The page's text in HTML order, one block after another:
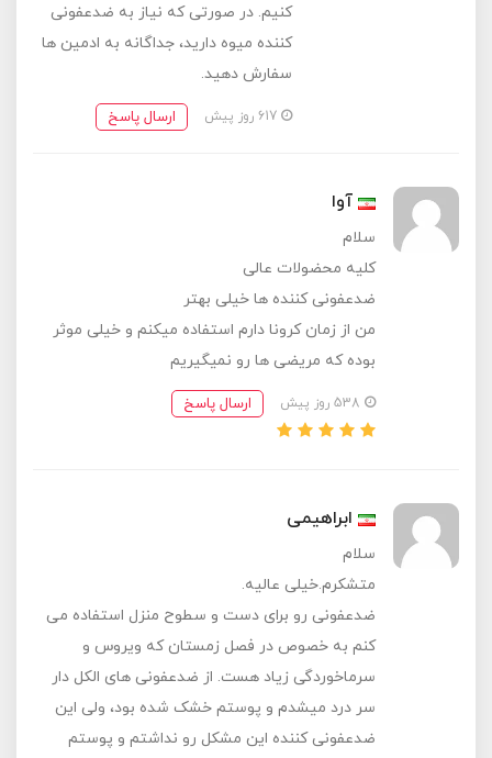
کنیم. در صورتی که نیاز به ضدعفونی
کننده میوه دارید، جداگانه به ادمین ها
سفارش دهید.
ارسال پاسخ
آوا
سلام
کلیه محضولات عالی
ضدعفونی کننده ها خیلی بهتر
من از زمان کرونا دارم استفاده میکنم و خیلی موثر
بوده که مریضی ها رو نمیگیریم
ارسال پاسخ
ابراهیمی
سلام
متشکرم.خیلی عالیه.
ضدعفونی رو برای دست و سطوح منزل استفاده می
کنم به خصوص در فصل زمستان که ویروس و
سرماخوردگی زیاد هست. از ضدعفونی های الکل دار
سر درد میشدم و پوستم خشک شده بود، ولی این
ضدعفونی کننده این مشکل رو نداشتم و پوستم